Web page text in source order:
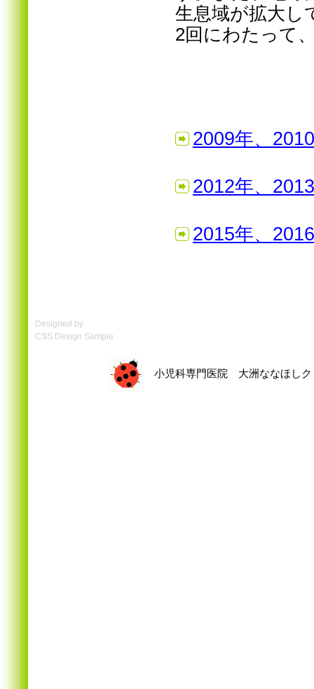
生息域が拡大し
2回にわたって
2009年、
2012年、
2015年、
Designed by
CSS.Design Sample
小児科専門医院 大洲ななほし